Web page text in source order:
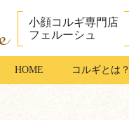
小顔コルギ専門店
フェルーシュ
HOME コルギとは？